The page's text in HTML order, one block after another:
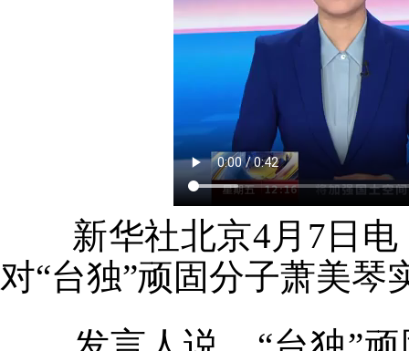
新华社北京4月7日电
对“台独”顽固分子萧美琴